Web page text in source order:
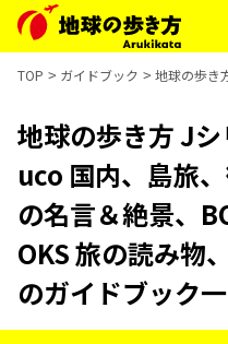
TOP ガイドブック 地球の歩き
地球の歩き方 J
uco 国内、島旅
の名言＆絶景、
OKS 旅の読み物
のガイドブック